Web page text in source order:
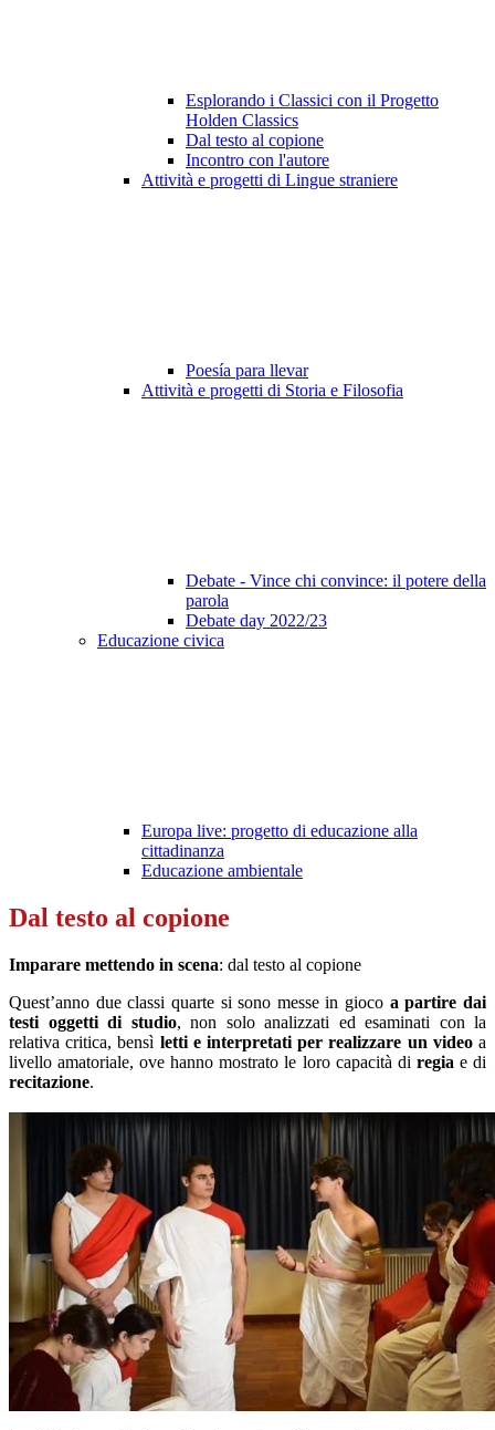
Esplorando i Classici con il Progetto
Holden Classics
Dal testo al copione
Incontro con l'autore
Attività e progetti di Lingue straniere
Poesía para llevar
Attività e progetti di Storia e Filosofia
Debate - Vince chi convince: il potere della
parola
Debate day 2022/23
Educazione civica
Europa live: progetto di educazione alla
cittadinanza
Educazione ambientale
Dal testo al copione
Imparare mettendo in scena: dal testo al copione
Quest’anno due classi quarte si sono messe in gioco a partire dai
testi oggetti di studio, non solo analizzati ed esaminati con la
relativa critica, bensì letti e interpretati per realizzare un videoa
livello amatoriale, ove hanno mostrato le loro capacità di regia e di
recitazione.